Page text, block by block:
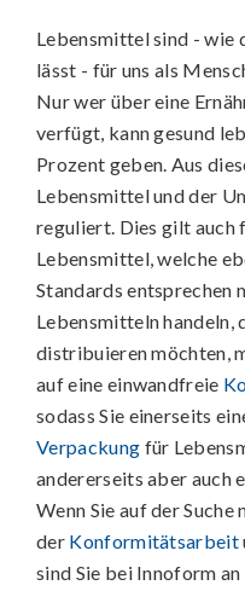
Lebensmittel sind - wie
lässt - für uns als
Nur wer über eine
verfügt, kann gesund
Prozent geben. Aus
Lebensmittel und der
reguliert. Dies gilt auch
Lebensmittel, welche
Standards entsprechen
Lebensmitteln
distribuieren möchten,
auf eine einwandfreie
sodass Sie einerseits
Verpackung für
andererseits aber auch
Wenn Sie auf der
der Konformitätsarbeit
sind Sie bei Innoform